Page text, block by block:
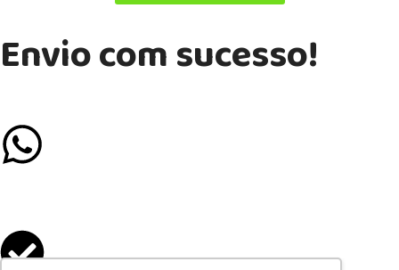
Envio com sucesso!